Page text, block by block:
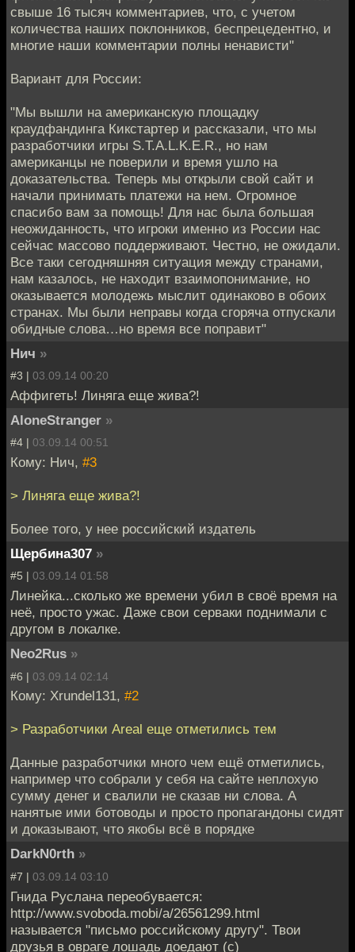
свыше 16 тысяч комментариев, что, с учетом
количества наших поклонников, беспрецедентно, и
многие наши комментарии полны ненависти"
Вариант для России:
"Мы вышли на американскую площадку
краудфандинга Кикстартер и рассказали, что мы
разработчики игры S.T.A.L.K.E.R., но нам
американцы не поверили и время ушло на
доказательства. Теперь мы открыли свой сайт и
начали принимать платежи на нем. Огромное
спасибо вам за помощь! Для нас была большая
неожиданность, что игроки именно из России нас
сейчас массово поддерживают. Честно, не ожидали.
Все таки сегодняшняя ситуация между странами,
нам казалось, не находит взаимопонимание, но
оказывается молодежь мыслит одинаково в обоих
странах. Мы были неправы когда сгоряча отпускали
обидные слова…но время все поправит"
Нич »
#3 | 03.09.14 00:20
Аффигеть! Линяга еще жива?!
AloneStranger »
#4 | 03.09.14 00:51
Кому: Нич, #3
> Линяга еще жива?!
Более того, у нее российский издатель
Щербина307 »
#5 | 03.09.14 01:58
Линейка...сколько же времени убил в своё время на
неё, просто ужас. Даже свои серваки поднимали с
другом в локалке.
Neo2Rus »
#6 | 03.09.14 02:14
Кому: Xrundel131, #2
> Разработчики Areal еще отметились тем
Данные разработчики много чем ещё отметились,
например что собрали у себя на сайте неплохую
сумму денег и свалили не сказав ни слова. А
нанятые ими ботоводы и просто пропагандоны сидят
и доказывают, что якобы всё в порядке
DarkN0rth »
#7 | 03.09.14 03:10
Гнида Руслана переобувается:
http://www.svoboda.mobi/a/26561299.html
называется "письмо российскому другу". Твои
друзья в овраге лошадь доедают (с)